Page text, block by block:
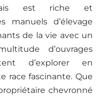
est riche et
manuels d’élevage
de la vie avec un
d’ouvrages
d’explorer en
race fascinante. Que
chevronné